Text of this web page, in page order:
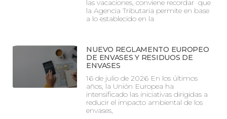
las vacaciones, conviene recordar que
la Agencia Tributaria permite en base
a lo establecido en la
NUEVO REGLAMENTO EUROPEO
DE ENVASES Y RESIDUOS DE
ENVASES
16 de julio de 2026 En los últimos
años, la Unión Europea ha
intensificado las iniciativas dirigidas a
reducir el impacto ambiental de los
envases,